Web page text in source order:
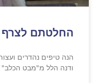
החלטתם
הנה טיפים נהדרים
ודנה הלל מ"מבט הכלב"